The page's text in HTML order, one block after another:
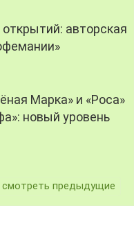
авторская
Марка» и «Роса»
новый уровень
смотреть предыдущие